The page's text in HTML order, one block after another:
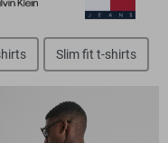
Slim fit t-shirts